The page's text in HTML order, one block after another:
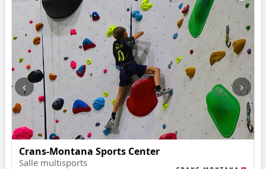
‹
Crans-Montana Sports Center
Salle multisports
›